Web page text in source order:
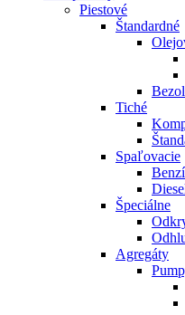
Piestové
Štandardné
Tiché
Spaľovacie
Špeciálne
Agregáty